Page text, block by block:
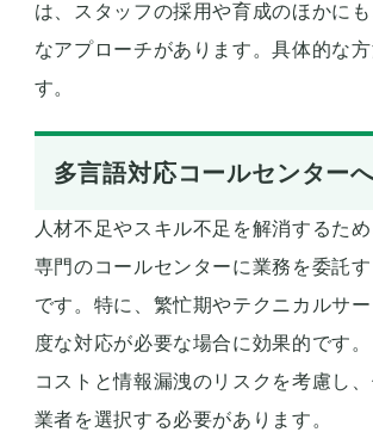
は、スタッフの採用や育成のほかに
なアプローチがあります。具体的な
す。
多言語対応コールセンター
人材不足やスキル不足を解消するた
専門のコールセンターに業務を委託
です。特に、繁忙期やテクニカルサ
度な対応が必要な場合に効果的です
コストと情報漏洩のリスクを考慮し
業者を選択する必要があります。